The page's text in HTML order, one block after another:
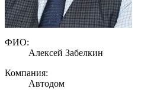
ФИО:
Алексей Забелкин
Компания:
Автодом